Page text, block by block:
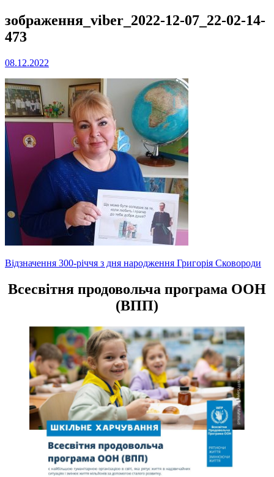
зображення_viber_2022-12-07_22-02-14-
473
08.12.2022
Навігація
записів
Відзначення 300-річчя з дня народження Григорія Сковороди
Всесвітня продовольча програма ООН
(ВПП)